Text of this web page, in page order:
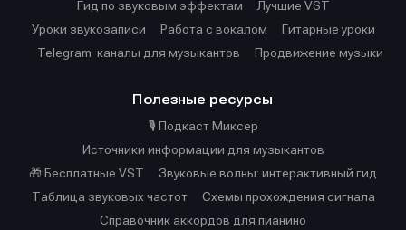
Гид по звуковым эффектам
Лучшие VST
Уроки звукозаписи
Работа с вокалом
Гитарные уроки
Telegram-каналы для музыкантов
Продвижение музыки
Полезные ресурсы
🎙️ Подкаст Миксер
Источники информации для музыкантов
🎁 Бесплатные VST
Звуковые волны: интерактивный гид
Таблица звуковых частот
Cхемы прохождения сигнала
Справочник аккордов для пианино